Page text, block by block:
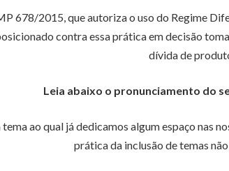
678/2015, que autoriza o uso do Regime
contra essa prática em decisão
dívida de
Leia abaixo o pronunciamento do
ao qual já dedicamos algum espaço nas
prática da inclusão de temas